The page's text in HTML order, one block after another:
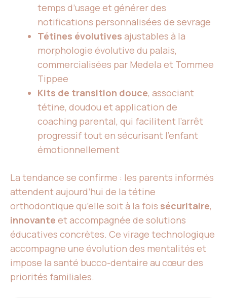
temps d’usage et générer des
notifications personnalisées de sevrage
Tétines évolutives ajustables à la
morphologie évolutive du palais,
commercialisées par Medela et Tommee
Tippee
Kits de transition douce, associant
tétine, doudou et application de
coaching parental, qui facilitent l’arrêt
progressif tout en sécurisant l’enfant
émotionnellement
La tendance se confirme : les parents informés
attendent aujourd’hui de la tétine
orthodontique qu’elle soit à la fois sécuritaire,
innovante et accompagnée de solutions
éducatives concrètes. Ce virage technologique
accompagne une évolution des mentalités et
impose la santé bucco-dentaire au cœur des
priorités familiales.